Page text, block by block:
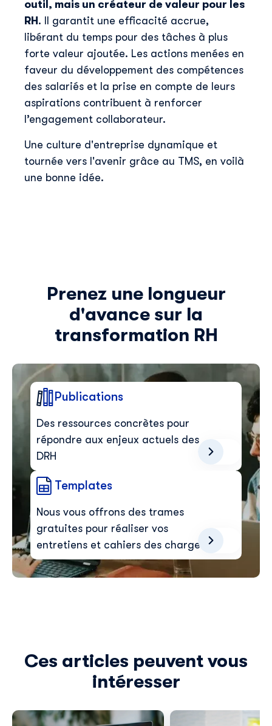
outil, mais un créateur de valeur pour les
RH . Il garantit une efficacité accrue,
libérant du temps pour des tâches à plus
forte valeur ajoutée. Les actions menées en
faveur du développement des compétences
des salariés et la prise en compte de leurs
aspirations contribuent à renforcer
l’engagement collaborateur.
Une culture d'entreprise dynamique et
tournée vers l'avenir grâce au TMS, en voilà
une bonne idée.
Prenez une longueur
d'avance sur la
transformation RH
Publications
Des ressources concrètes pour
répondre aux enjeux actuels des
DRH
Templates
Nous vous offrons des trames
gratuites pour réaliser vos
entretiens et cahiers des charges
Ces articles peuvent vous
intéresser